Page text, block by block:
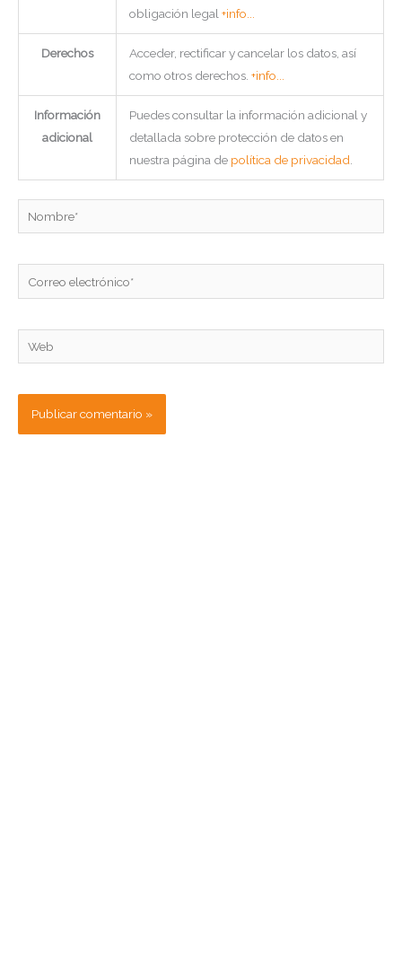
obligación legal+info...
Derechos
Acceder, rectificar y cancelar los datos, así
como otros derechos. +info...
Información
adicional
Puedes consultar la información adicional y
detallada sobre protección de datos en
nuestra página de política de privacidad.
Nombre*
electrónico*